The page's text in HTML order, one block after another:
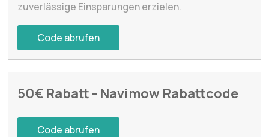
zuverlässige Einsparungen erzielen.
Code abrufen
50€ Rabatt - Navimow Rabattcode
Code abrufen